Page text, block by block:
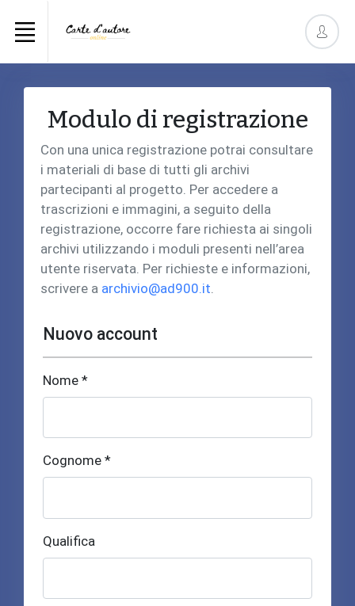
Modulo di registrazione
Con una unica registrazione potrai consultare
i materiali di base di tutti gli archivi
partecipanti al progetto. Per accedere a
trascrizioni e immagini, a seguito della
registrazione, occorre fare richiesta ai singoli
archivi utilizzando i moduli presenti nell’area
utente riservata. Per richieste e informazioni,
scrivere a archivio@ad900.it.
Nuovo account
Nome *
Cognome *
Qualifica